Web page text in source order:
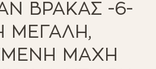
ΒΡΑΚΑΣ -6-
ΜΕΓΑΛΗ,
ΜΑΧΗ